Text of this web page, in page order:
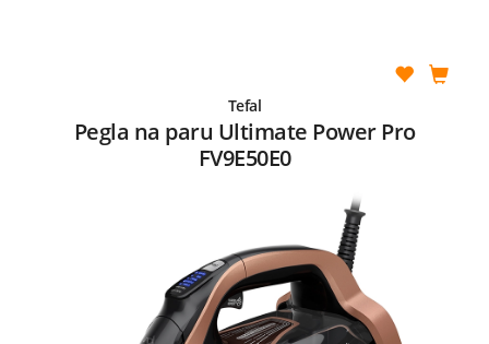
Tefal
Pegla na paru Ultimate Power Pro
FV9E50E0